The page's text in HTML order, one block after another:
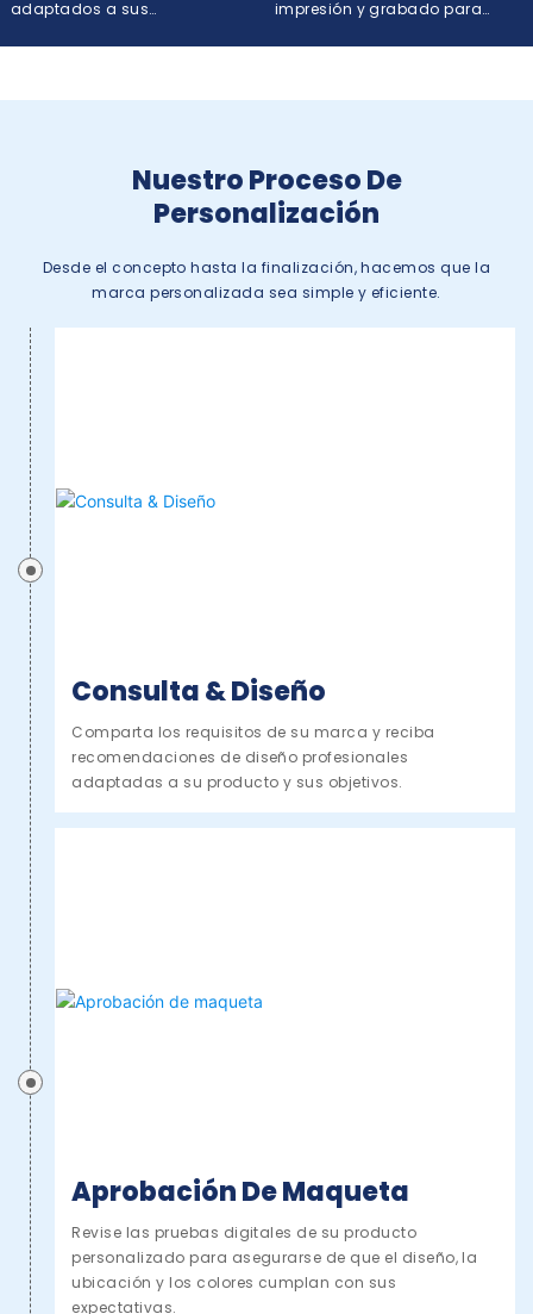
adaptados a sus
impresión y grabado para
Nuestro Proceso De
Personalización
Desde el concepto hasta la finalización, hacemos que la
marca personalizada sea simple y eficiente.
Consulta & Diseño
Comparta los requisitos de su marca y reciba
recomendaciones de diseño profesionales
adaptadas a su producto y sus objetivos.
Aprobación De Maqueta
Revise las pruebas digitales de su producto
personalizado para asegurarse de que el diseño, la
ubicación y los colores cumplan con sus
expectativas.